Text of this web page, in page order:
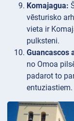
Komajagua:
vēsturisko
vieta ir
pulksteni.
Guancascos
no Omoa
padarot to
entuziastiem.